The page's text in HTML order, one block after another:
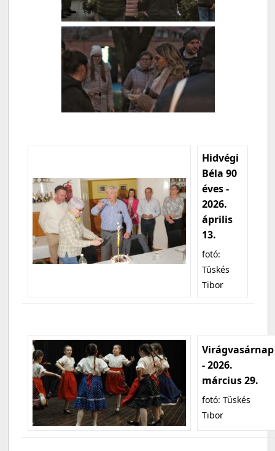
Hidvégi
Béla 90
éves -
2026.
április
13.
fotó:
Tüskés
Tibor
Virágvasárnap
- 2026.
március 29.
fotó: Tüskés
Tibor